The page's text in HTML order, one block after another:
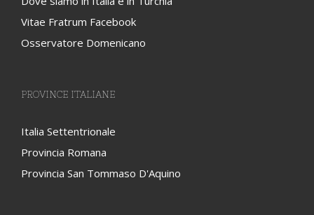
Vitae Fratrum Facebook
Osservatore Domenicano
PROVINCE ITALIANE
Italia Settentrionale
Provincia Romana
Provincia San Tommaso D'Aquino